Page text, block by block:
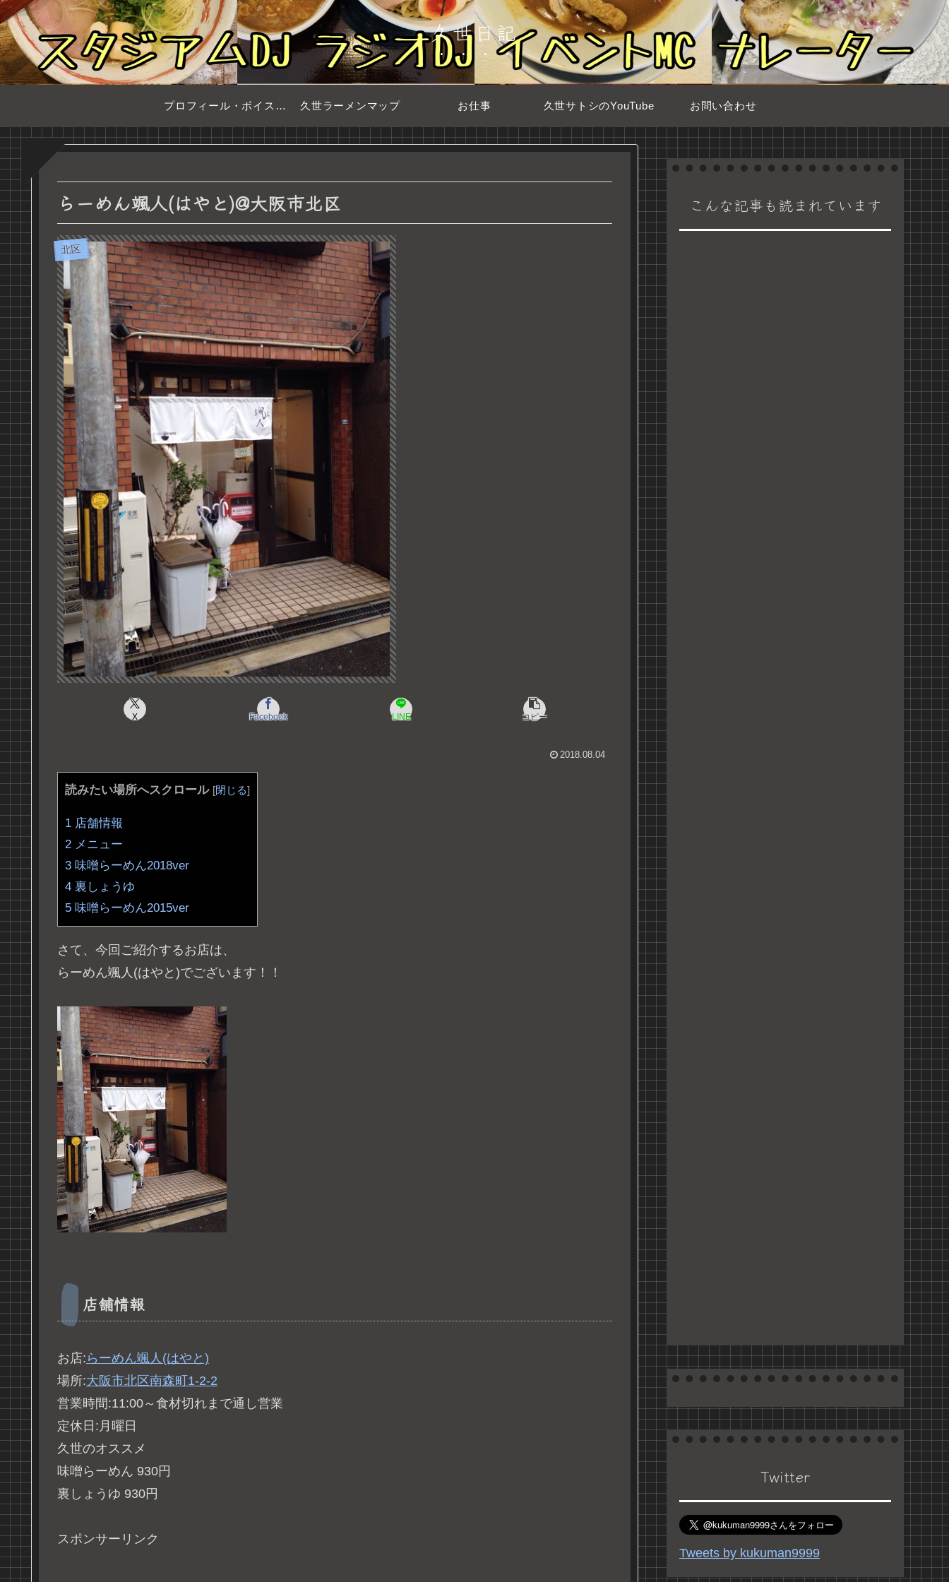
久世日記
プロフィール・ボイスサンプル 久世ラーメンマップ お仕事 久世サトシのYouTube お問い合わせ
らーめん颯人(はやと)@大阪市北区
北区
X Facebook LINE コピー
2018.08.04
読みたい場所へスクロール [閉じる]
1 店舗情報
2 メニュー
3 味噌らーめん2018ver
4 裏しょうゆ
5 味噌らーめん2015ver
さて、今回ご紹介するお店は、
らーめん颯人(はやと)でございます！！
店舗情報
お店: らーめん颯人(はやと)
場所:大阪市北区南森町1-2-2
営業時間:11:00～食材切れまで通し営業
定休日:月曜日
久世のオススメ
味噌らーめん 930円
裏しょうゆ 930円
スポンサーリンク
こんな記事も読まれています
Twitter
Tweets by kukuman9999